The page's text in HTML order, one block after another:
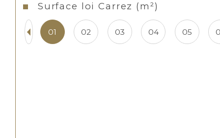
Surface loi Carrez (m²)
01 02 03 04 05